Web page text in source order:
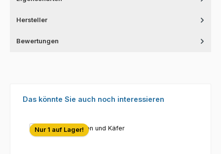
Hersteller
Bewertungen
Produktgalerie überspringen
Das könnte Sie auch noch interessieren
Nur 1 auf Lager!